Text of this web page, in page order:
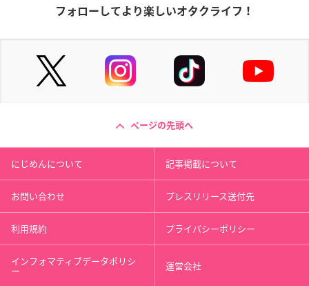
フォローしてより楽しいオタクライフ！
ページの先頭へ
にじめんについて 記事掲載について
お問い合わせ プレスリリース送付先
利用規約 プライバシーポリシー
インフォマティブデータポリシ
ー 運営会社